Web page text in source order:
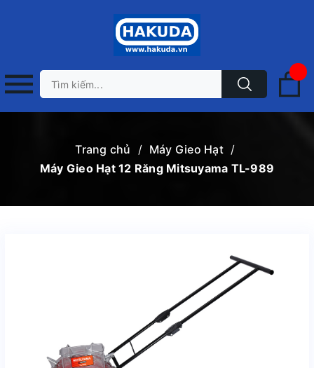
Trang chủ / Máy Gieo Hạt /
Máy Gieo Hạt 12 Răng Mitsuyama TL-989